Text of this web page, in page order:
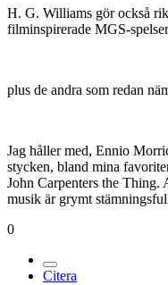
H. G. Williams gör också
filminspirerade MGS-
plus de andra som redan
Jag håller med, Ennio
stycken, bland mina
John Carpenters the Thing.
musik är grymt
0
Citera